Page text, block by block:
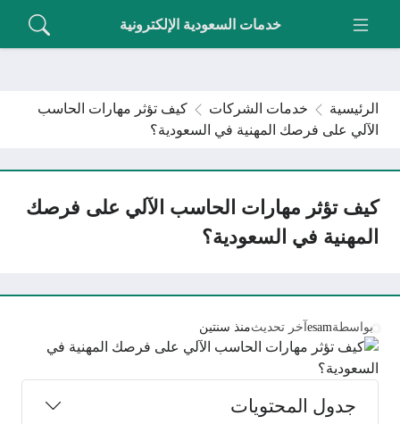
خدمات السعودية الإلكترونية
الرئيسية خدمات الشركات
كيف تؤثر مهارات الحاسب
الآلي على فرصك المهنية في السعودية؟
كيف تؤثر مهارات الحاسب الآلي على فرصك
المهنية في السعودية؟
بواسطةesamآخر تحديثمنذ سنتين
جدول المحتويات